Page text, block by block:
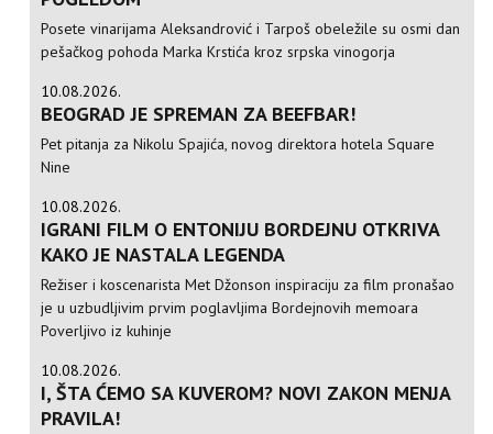
Posete vinarijama Aleksandrović i Tarpoš obeležile su osmi dan
pešačkog pohoda Marka Krstića kroz srpska vinogorja
10.08.2026.
BEOGRAD JE SPREMAN ZA BEEFBAR!
Pet pitanja za Nikolu Spajića, novog direktora hotela Square
Nine
10.08.2026.
IGRANI FILM O ENTONIJU BORDEJNU OTKRIVA
KAKO JE NASTALA LEGENDA
Režiser i koscenarista Met Džonson inspiraciju za film pronašao
je u uzbudljivim prvim poglavljima Bordejnovih memoara
Poverljivo iz kuhinje
10.08.2026.
I, ŠTA ĆEMO SA KUVEROM? NOVI ZAKON MENJA
PRAVILA!